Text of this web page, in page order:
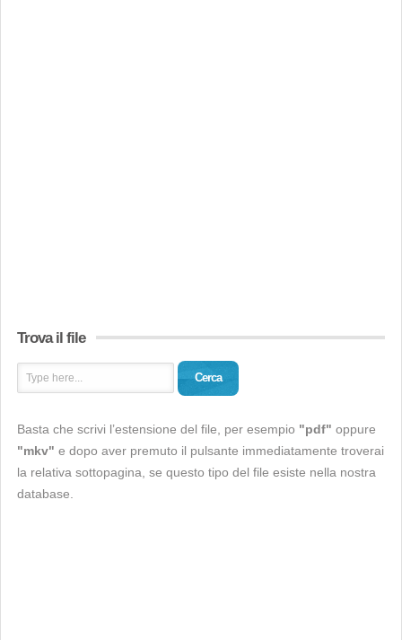
Trova il file
Cerca
Basta che scrivi l’estensione del file, per esempio "pdf" oppure
"mkv" e dopo aver premuto il pulsante immediatamente troverai
la relativa sottopagina, se questo tipo del file esiste nella nostra
database.